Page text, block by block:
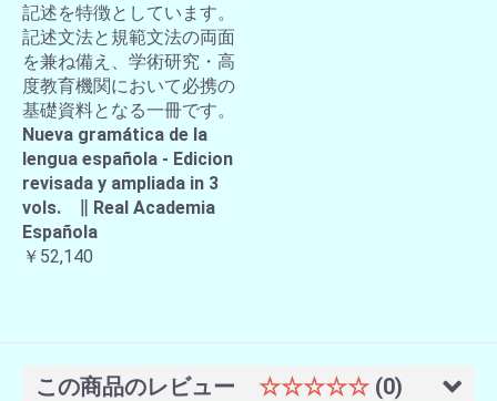
記述を特徴としています。
記述文法と規範文法の両面
を兼ね備え、学術研究・高
度教育機関において必携の
基礎資料となる一冊です。
Nueva gramática de la
lengua española - Edicion
revisada y ampliada in 3
vols. ∥ Real Academia
Española
￥52,140
この商品のレビュー ☆☆☆☆☆ (0)